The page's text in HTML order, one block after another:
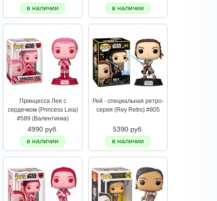
в наличии
в наличии
Принцесса Лея с
сердечком (Princess Leia)
#589 (Валентинка)
4990 руб.
в наличии
Рей - специальная ретро-
серия (Rey Retro) #805
5390 руб.
в наличии